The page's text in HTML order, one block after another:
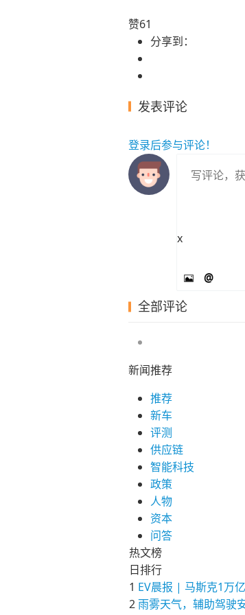
赞61
分享到：
发表评论
登录后参与评论！
x
@
全部评论
新闻推荐
推荐
新车
评测
供应链
智能科技
政策
人物
资本
问答
热文榜
日排行
1 EV晨报 | 马斯克1万
2雨雾天气，辅助驾驶